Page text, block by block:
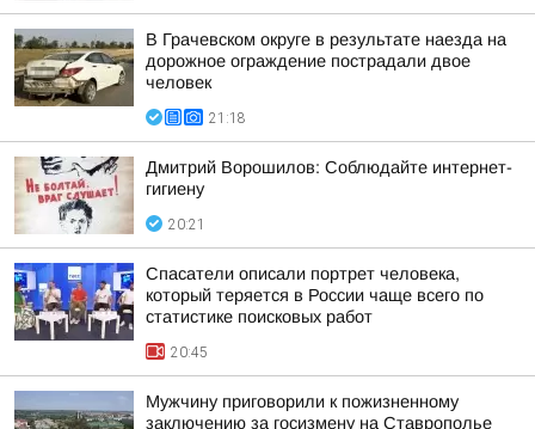
В Грачевском округе в результате наезда на
дорожное ограждение пострадали двое
человек
21:18
Дмитрий Ворошилов: Соблюдайте интернет-
гигиену
20:21
Спасатели описали портрет человека,
который теряется в России чаще всего по
статистике поисковых работ
20:45
Мужчину приговорили к пожизненному
заключению за госизмену на Ставрополье